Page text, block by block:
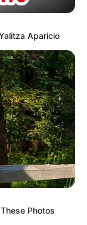
Aparicio
Photos